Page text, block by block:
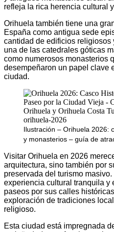
refleja la rica herencia cultural
Orihuela también tiene una
España como antigua sede
cantidad de edificios religiosos
una de las catedrales góticas
como numerosos monasterios
desempeñaron un papel clave
ciudad.
Ilustración – Orihuela 2026:
y monasterios – guía de
Visitar Orihuela en 2026
arquitectura, sino también por
preservada del turismo
experiencia cultural tranquila y
paseos por sus calles
exploración de tradiciones
religioso.
Esta ciudad está impregnada